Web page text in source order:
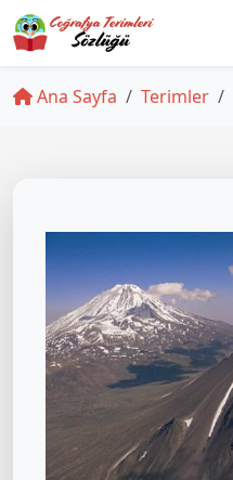
Ana Sayfa Terimler